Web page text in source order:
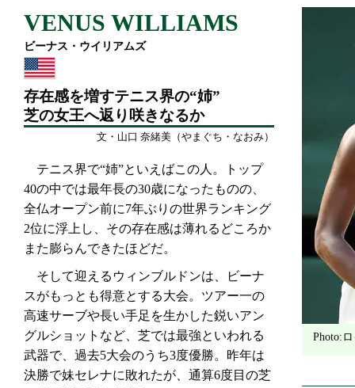
VENUS WILLIAMS
ビーナス・ウイリアムズ
存在感を増すテニス界の“姉”
芝の女王へ返り咲きなるか
文・山口 奈緒美（やまぐち・なおみ）
テニス界で“姉”といえばこの人。トップ
40の中では最年長の30歳になったものの、
全仏オープン前に7年ぶりの世界ランキング
2位に浮上し、その存在感は薄れるどころか
また膨らんできたほどだ。
そして迎えるウィンブルドンは、ビーナ
スがもっとも得意とする大会。ツアー一の
高速サーブや長い手足を生かした鋭いアン
グルショットなど、芝では最強といわれる
武器で、過去5大会のうち3度優勝。昨年は
決勝で妹セレナに敗れたが、通算6度目の芝
Photo: